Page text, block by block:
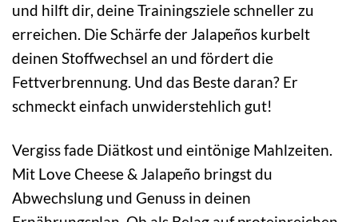
und hilft dir, deine Trainingsziele schneller zu
erreichen. Die Schärfe der Jalapeños kurbelt
deinen Stoffwechsel an und fördert die
Fettverbrennung. Und das Beste daran? Er
schmeckt einfach unwiderstehlich gut!
Vergiss fade Diätkost und eintönige Mahlzeiten.
Mit Love Cheese & Jalapeño bringst du
Abwechslung und Genuss in deinen